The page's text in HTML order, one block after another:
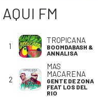
AQUI FM
1
TROPICANA
BOOMDABASH &
ANNALISA
2
MAS
MACARENA
GENTE DE ZONA
FEAT LOS DEL
RIO